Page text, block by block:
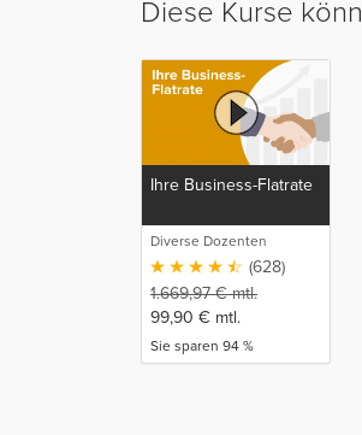
Diese Kurse
Ihre Business-Flatrate
Diverse Dozenten
(628)
1.669,97€mtl.
99,90 € mtl.
Sie sparen 94 %